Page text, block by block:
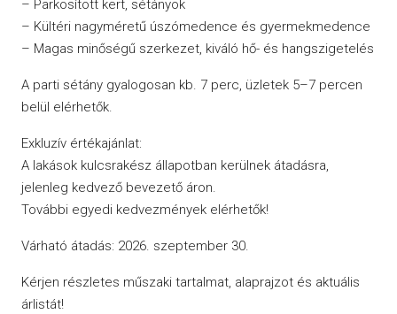
– Parkosított kert, sétányok
– Kültéri nagyméretű úszómedence és gyermekmedence
– Magas minőségű szerkezet, kiváló hő- és hangszigetelés
A parti sétány gyalogosan kb. 7 perc, üzletek 5–7 percen
belül elérhetők.
Exkluzív értékajánlat:
A lakások kulcsrakész állapotban kerülnek átadásra,
jelenleg kedvező bevezető áron.
További egyedi kedvezmények elérhetők!
Várható átadás: 2026. szeptember 30.
Kérjen részletes műszaki tartalmat, alaprajzot és aktuális
árlistát!